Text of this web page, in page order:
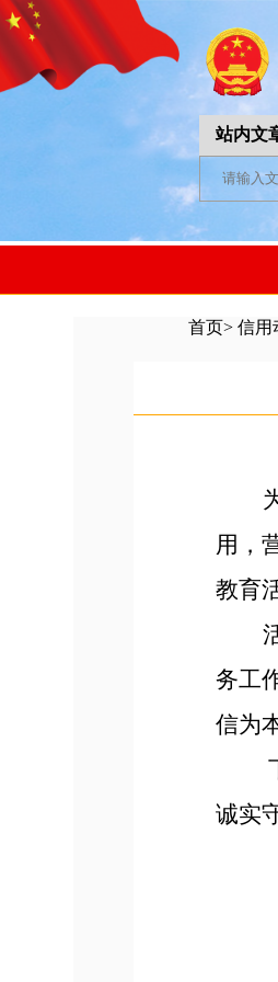
站内文
首页> 信用
用，
教育
务工
信为
诚实